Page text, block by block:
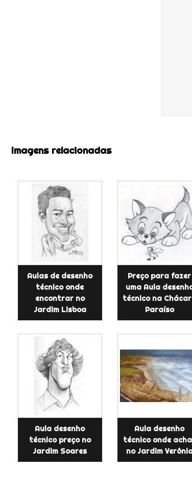
Imagens relacionadas
Aulas de desenho
técnico onde
encontrar no
Jardim Lisboa
Preço para fazer
uma Aula
técnico na
Paraíso
Aula desenho
técnico preço no
Jardim Soares
Aula desenho
técnico onde
no Jardim